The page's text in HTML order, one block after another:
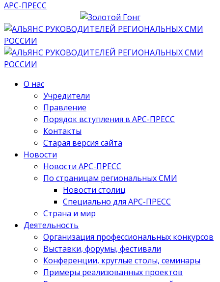
АРС-ПРЕСС
О нас
Учредители
Правление
Порядок вступления в АРС-ПРЕСС
Контакты
Старая версия сайта
Новости
Новости АРС-ПРЕСС
По страницам региональных СМИ
Новости столиц
Специально для АРС-ПРЕСС
Страна и мир
Деятельность
Организация профессиональных конкурсов
Выставки, форумы, фестивали
Конференции, круглые столы, семинары
Примеры реализованных проектов